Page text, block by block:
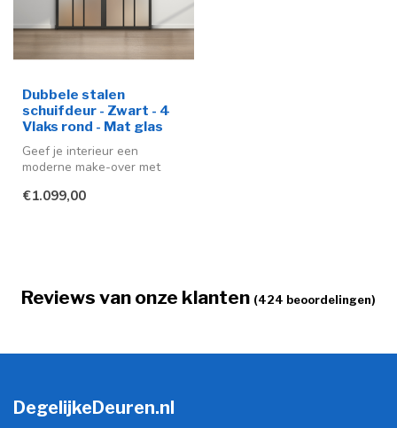
Dubbele stalen
schuifdeur - Zwart - 4
Vlaks rond - Mat glas
Geef je interieur een
moderne make-over met
(RAL 90...
€1.099,00
Reviews van onze klanten (424 beoordelingen)
DegelijkeDeuren.nl